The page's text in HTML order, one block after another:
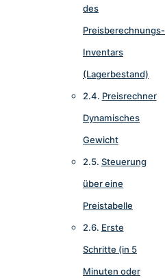
des
Preisberechnungs-
Inventars
(Lagerbestand)
Preisrechner
Dynamisches
Gewicht
Steuerung
über eine
Preistabelle
Erste
Schritte (in 5
Minuten oder